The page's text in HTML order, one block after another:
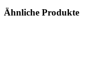
Ähnliche Produkte